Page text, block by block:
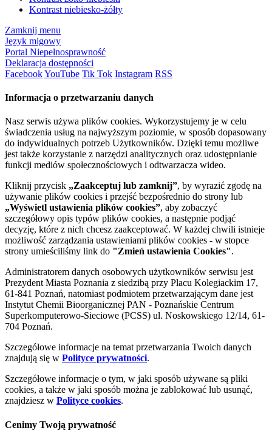
Kontrast niebiesko-żółty
Zamknij menu
Język migowy
Portal Niepełnosprawność
Deklaracja dostępności
FacebookYouTube Tik Tok Instagram RSS
Informacja o przetwarzaniu danych
Nasz serwis używa plików cookies. Wykorzystujemy je w celu
świadczenia usług na najwyższym poziomie, w sposób dopasowany
do indywidualnych potrzeb Użytkowników. Dzięki temu możliwe
jest także korzystanie z narzędzi analitycznych oraz udostępnianie
funkcji mediów społecznościowych i odtwarzacza wideo.
Kliknij przycisk „Zaakceptuj lub zamknij”, by wyrazić zgodę na
używanie plików cookies i przejść bezpośrednio do strony lub
„Wyświetl ustawienia plików cookies”, aby zobaczyć
szczegółowy opis typów plików cookies, a następnie podjąć
decyzję, które z nich chcesz zaakceptować. W każdej chwili istnieje
możliwość zarządzania ustawieniami plików cookies - w stopce
strony umieściliśmy link do "Zmień ustawienia Cookies".
Administratorem danych osobowych użytkowników serwisu jest
Prezydent Miasta Poznania z siedzibą przy Placu Kolegiackim 17,
61-841 Poznań, natomiast podmiotem przetwarzającym dane jest
Instytut Chemii Bioorganicznej PAN - Poznańskie Centrum
Superkomputerowo-Sieciowe (PCSS) ul. Noskowskiego 12/14, 61-
704 Poznań.
Szczegółowe informacje na temat przetwarzania Twoich danych
znajdują się w Polityce prywatności.
Szczegółowe informacje o tym, w jaki sposób używane są pliki
cookies, a także w jaki sposób można je zablokować lub usunąć,
znajdziesz w Polityce cookies.
Cenimy Twoją prywatność